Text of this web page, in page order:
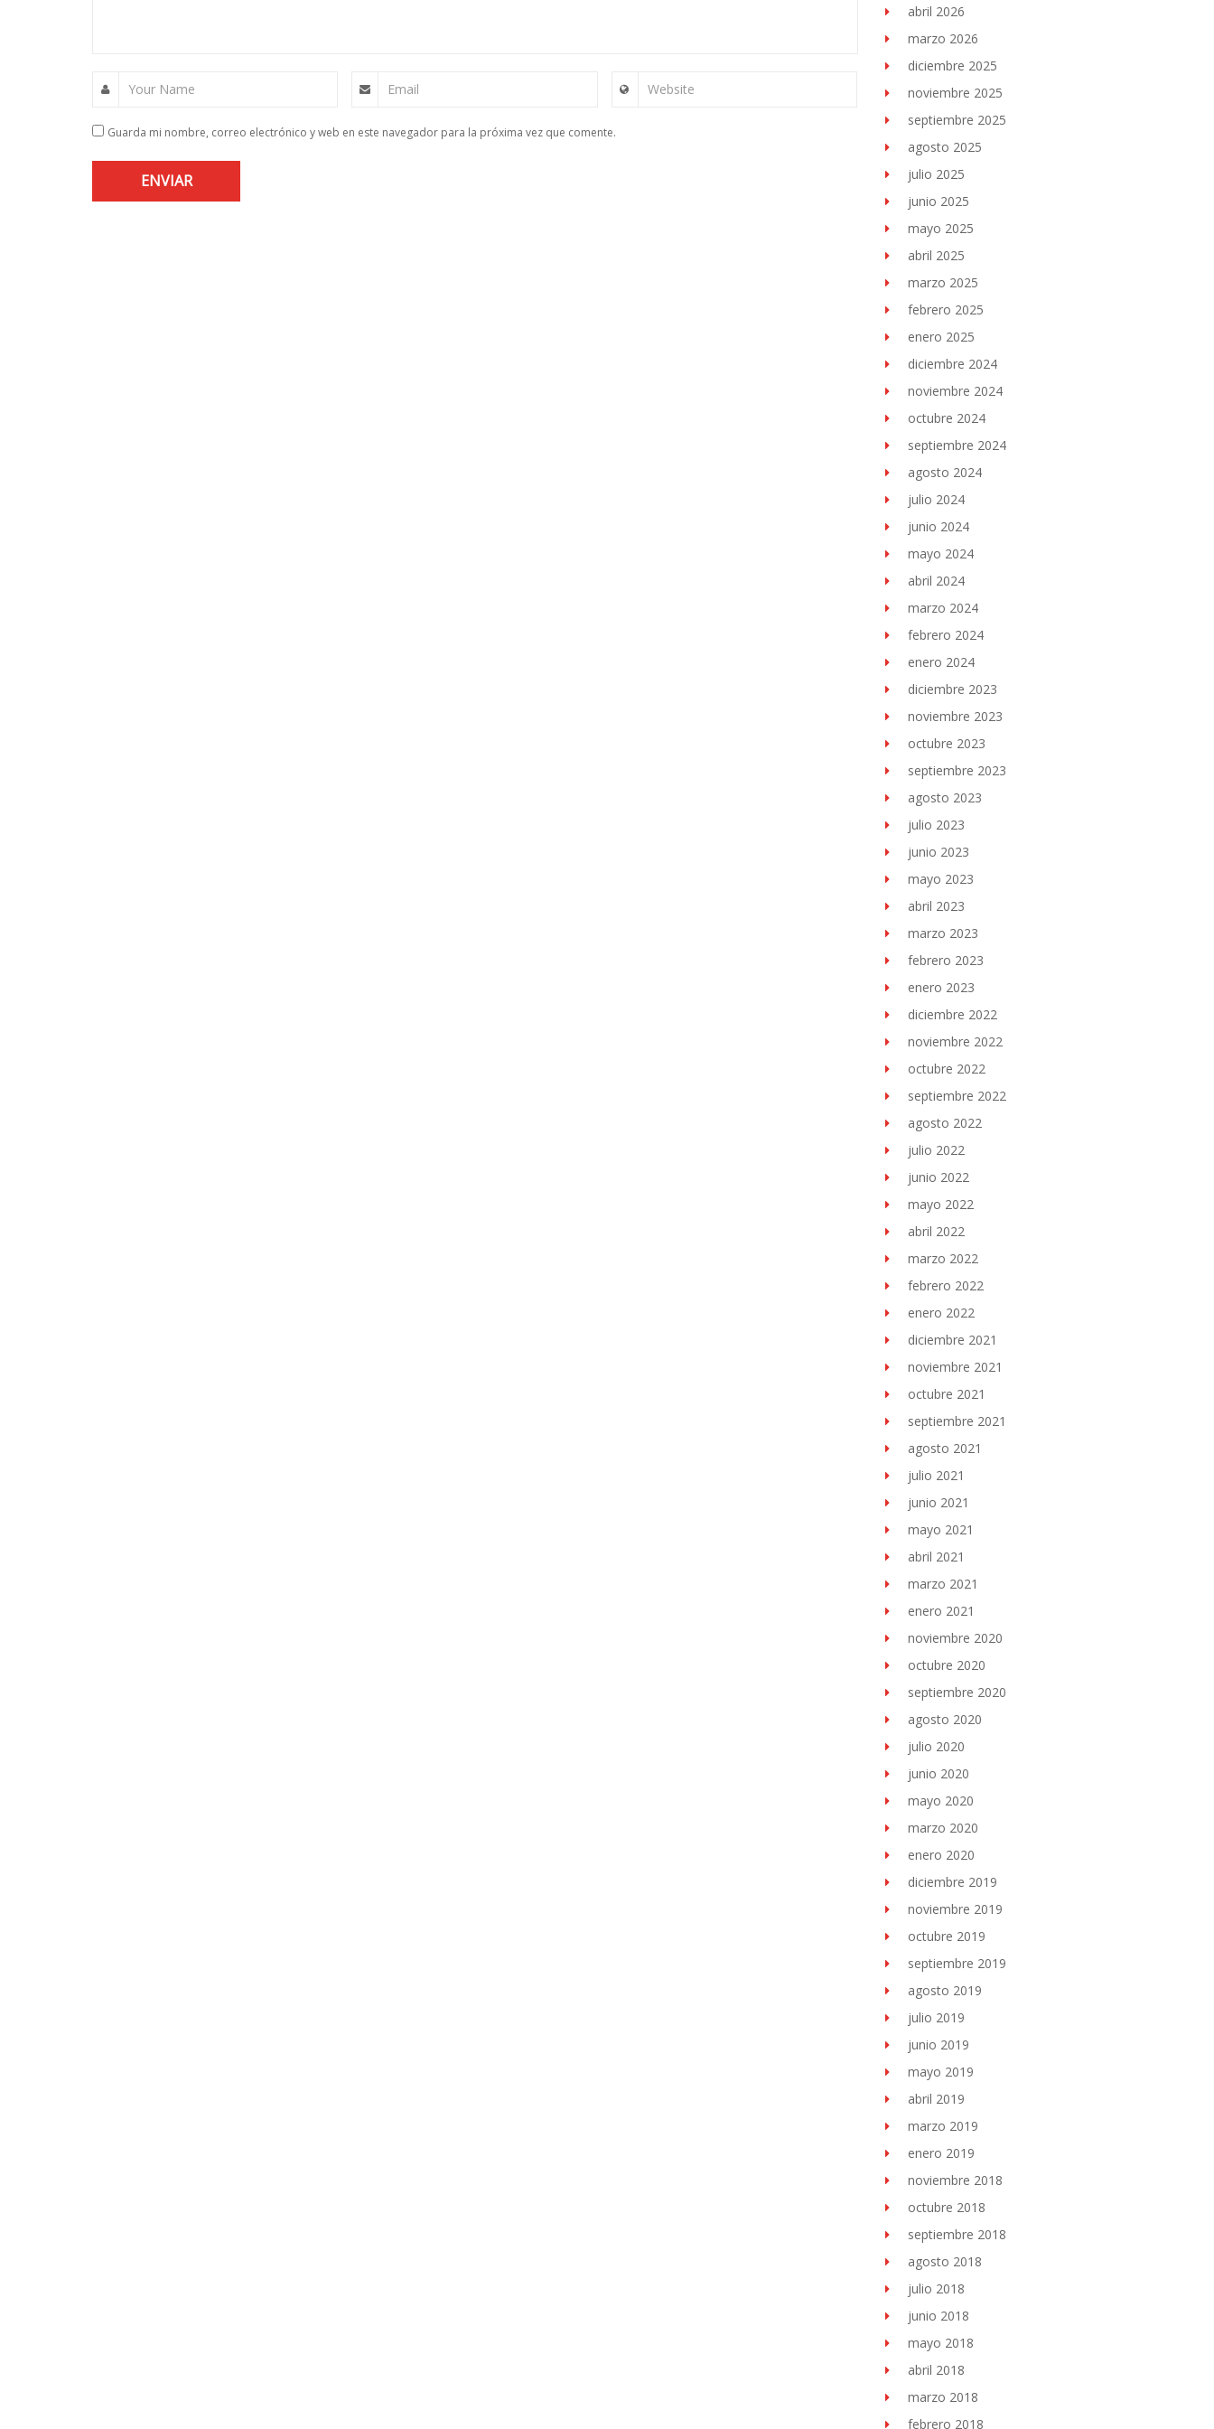
Your Name Email Website
Guarda mi nombre, correo electrónico y web en este navegador para la próxima vez que comente.
abril 2026
marzo 2026
diciembre 2025
noviembre 2025
septiembre 2025
agosto 2025
julio 2025
junio 2025
mayo 2025
abril 2025
marzo 2025
febrero 2025
enero 2025
diciembre 2024
noviembre 2024
octubre 2024
septiembre 2024
agosto 2024
julio 2024
junio 2024
mayo 2024
abril 2024
marzo 2024
febrero 2024
enero 2024
diciembre 2023
noviembre 2023
octubre 2023
septiembre 2023
agosto 2023
julio 2023
junio 2023
mayo 2023
abril 2023
marzo 2023
febrero 2023
enero 2023
diciembre 2022
noviembre 2022
octubre 2022
septiembre 2022
agosto 2022
julio 2022
junio 2022
mayo 2022
abril 2022
marzo 2022
febrero 2022
enero 2022
diciembre 2021
noviembre 2021
octubre 2021
septiembre 2021
agosto 2021
julio 2021
junio 2021
mayo 2021
abril 2021
marzo 2021
enero 2021
noviembre 2020
octubre 2020
septiembre 2020
agosto 2020
julio 2020
junio 2020
mayo 2020
marzo 2020
enero 2020
diciembre 2019
noviembre 2019
octubre 2019
septiembre 2019
agosto 2019
julio 2019
junio 2019
mayo 2019
abril 2019
marzo 2019
enero 2019
noviembre 2018
octubre 2018
septiembre 2018
agosto 2018
julio 2018
junio 2018
mayo 2018
abril 2018
marzo 2018
febrero 2018